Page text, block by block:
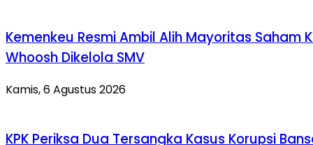
Kemenkeu Resmi Ambil Alih Mayoritas Saham
Whoosh Dikelola SMV
Kamis, 6 Agustus 2026
KPK Periksa Dua Tersangka Kasus Korupsi